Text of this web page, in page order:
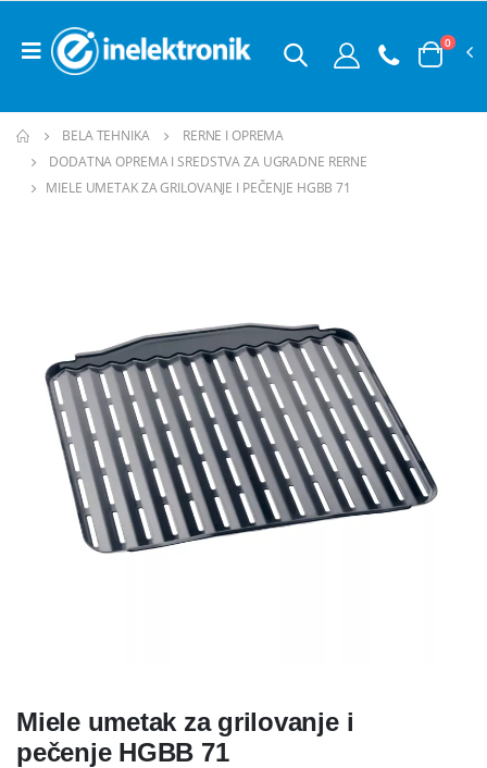
0
BELA TEHNIKA
RERNE I OPREMA
DODATNA OPREMA I SREDSTVA ZA UGRADNE RERNE
MIELE UMETAK ZA GRILOVANJE I PEČENJE HGBB 71
Miele umetak za grilovanje i
pečenje HGBB 71